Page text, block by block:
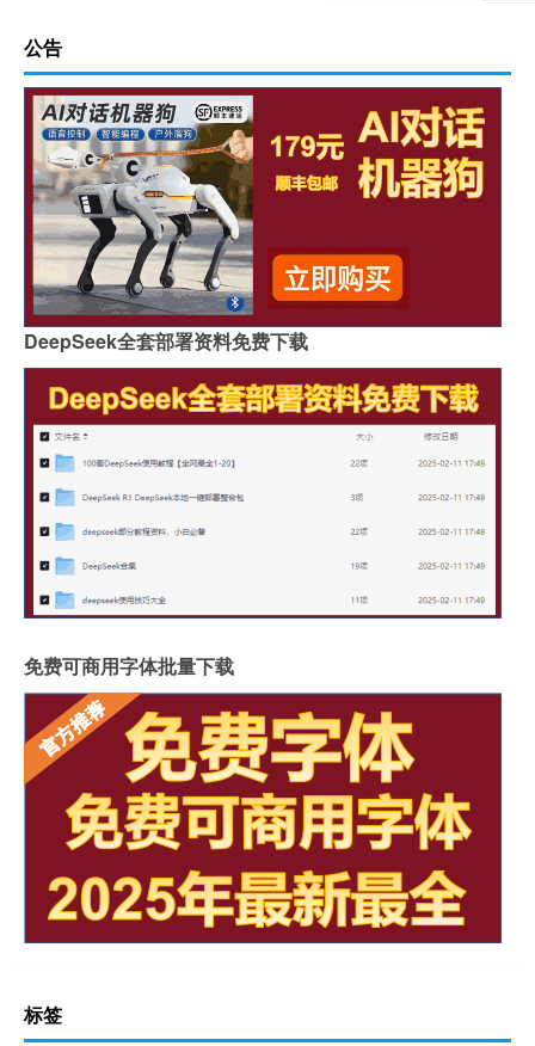
公告
DeepSeek全套部署资料免费下载
免费可商用字体批量下载
标签